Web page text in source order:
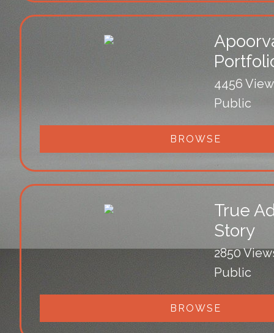
4456
Public
BROWSE
True
Story
2850
Public
BROWSE